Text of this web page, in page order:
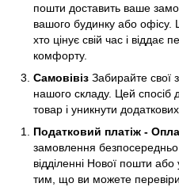
пошти доставить ваше
вашого будинку або офісу.
хто цінує свій час і віддає
комфорту.
Самовівіз Забирайте свої
нашого складу. Цей спосіб
товар і уникнути
Податковий платіж -
замовлення
відділенні Нової пошти
тим, що ви можете